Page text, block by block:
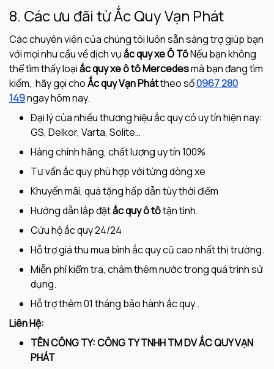
8. Các ưu đãi từ Ắc Quy Vạn Phát
Các chuyên viên của chúng tôi luôn sẵn sàng trợ giúp bạn
với mọi nhu cầu về dịch vụắc quy xe Ô TôNếu bạn không
thể tìm thấy loạiắc quy xe ô tô Mercedesmà bạn đang tìm
kiếm, hãy gọi choẮc quy Vạn Pháttheo số0967 280
149ngay hôm nay.
Đại lý của nhiều thương hiệu ắc quy có uy tín hiện nay:
GS, Delkor, Varta, Solite…
Hàng chính hãng, chất lượng uy tín 100%
Tư vấn ắc quy phù hợp với từng dòng xe
Khuyến mãi, quà tặng hấp dẫn tùy thời điểm
Hướng dẫn lắp đặtắc quy ô tôtận tình.
Cứu hộ ắc quy 24/24
Hỗ trợ giá thu mua bình ắc quy cũ cao nhất thị trường.
Miễn phí kiểm tra, châm thêm nước trong quá trình sử
dụng.
Hỗ trợ thêm 01 tháng bảo hành ắc quy..
Liên Hệ:
TÊN CÔNG TY: CÔNG TY TNHH TM DV ẮC QUY VẠN
PHÁT